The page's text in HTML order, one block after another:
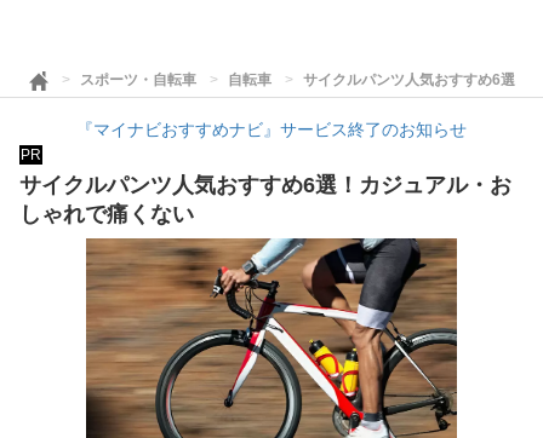
スポーツ・自転車 自転車 サイクルパンツ人気おすすめ6選！
『マイナビおすすめナビ』サービス終了のお知らせ
PR
サイクルパンツ人気おすすめ6選！カジュアル・お
しゃれで痛くない